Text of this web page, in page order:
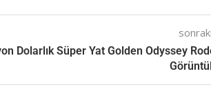
Dolarlık Süper Yat Golden Odyssey